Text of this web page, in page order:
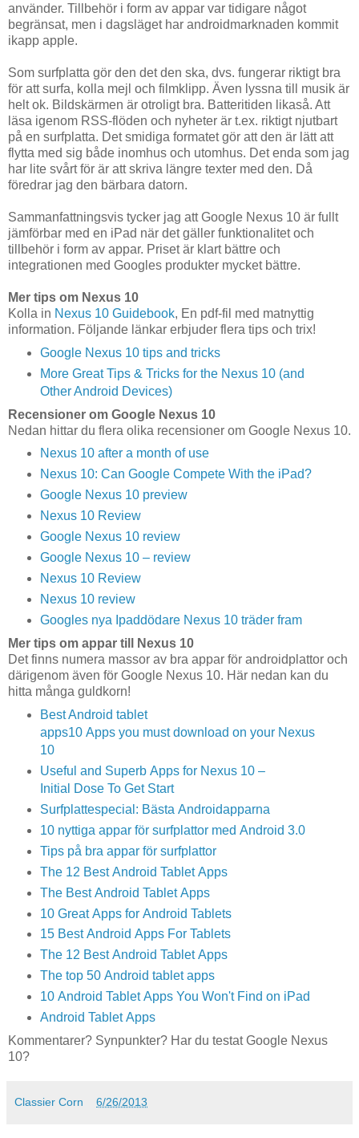
använder. Tillbehör i form av appar var tidigare något
begränsat, men i dagsläget har androidmarknaden kommit
ikapp apple.
Som surfplatta gör den det den ska, dvs. fungerar riktigt bra
för att surfa, kolla mejl och filmklipp. Även lyssna till musik är
helt ok. Bildskärmen är otroligt bra. Batteritiden likaså. Att
läsa igenom RSS-flöden och nyheter är t.ex. riktigt njutbart
på en surfplatta. Det smidiga formatet gör att den är lätt att
flytta med sig både inomhus och utomhus. Det enda som jag
har lite svårt för är att skriva längre texter med den. Då
föredrar jag den bärbara datorn.
Sammanfattningsvis tycker jag att Google Nexus 10 är fullt
jämförbar med en iPad när det gäller funktionalitet och
tillbehör i form av appar. Priset är klart bättre och
integrationen med Googles produkter mycket bättre.
Mer tips om Nexus 10
Kolla in Nexus 10 Guidebook, En pdf-fil med matnyttig
information. Följande länkar erbjuder flera tips och trix!
Google Nexus 10 tips and tricks
More Great Tips & Tricks for the Nexus 10 (and
Other Android Devices)
Recensioner om Google Nexus 10
Nedan hittar du flera olika recensioner om Google Nexus 10.
Nexus 10 after a month of use
Nexus 10: Can Google Compete With the iPad?
Google Nexus 10 preview
Nexus 10 Review
Google Nexus 10 review
Google Nexus 10 – review
Nexus 10 Review
Nexus 10 review
Googles nya Ipaddödare Nexus 10 träder fram
Mer tips om appar till Nexus 10
Det finns numera massor av bra appar för androidplattor och
därigenom även för Google Nexus 10. Här nedan kan du
hitta många guldkorn!
Best Android tablet
apps10 Apps you must download on your Nexus
10
Useful and Superb Apps for Nexus 10 –
Initial Dose To Get Start
Surfplattespecial: Bästa Androidapparna
10 nyttiga appar för surfplattor med Android 3.0
Tips på bra appar för surfplattor
The 12 Best Android Tablet Apps
The Best Android Tablet Apps
10 Great Apps for Android Tablets
15 Best Android Apps For Tablets
The 12 Best Android Tablet Apps
The top 50 Android tablet apps
10 Android Tablet Apps You Won't Find on iPad
Android Tablet Apps
Kommentarer? Synpunkter? Har du testat Google Nexus
10?
Classier Corn 6/26/2013